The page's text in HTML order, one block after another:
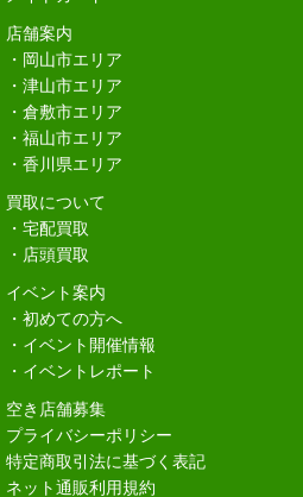
店舗案内
・岡山市エリア
・津山市エリア
・倉敷市エリア
・福山市エリア
・香川県エリア
買取について
・宅配買取
・店頭買取
イベント案内
・初めての方へ
・イベント開催情報
・イベントレポート
空き店舗募集
プライバシーポリシー
特定商取引法に基づく表記
ネット通販利用規約